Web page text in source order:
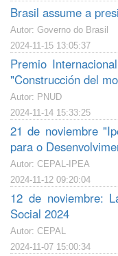
Brasil assume a
Autor: Governo do Brasil
2024-11-15 13:05:37
Premio
"Construcción del
Autor: PNUD
2024-11-14 15:33:25
21 de noviembre
para o
Autor: CEPAL-IPEA
2024-11-12 09:20:04
12 de noviembre:
Social 2024
Autor: CEPAL
2024-11-07 15:00:34